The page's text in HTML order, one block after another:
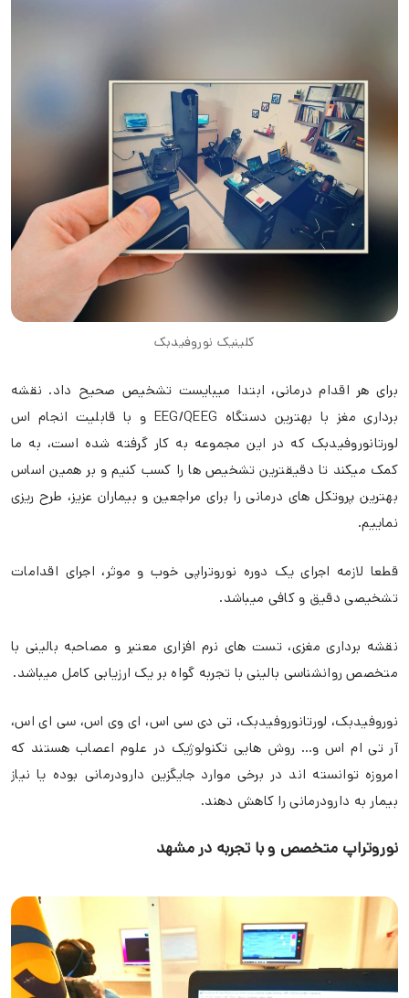
کلینیک نوروفیدبک
برای هر اقدام درمانی، ابتدا میبایست تشخیص صحیح داد. نقشه
برداری مغز با بهترین دستگاه EEG/QEEG و با قابلیت انجام اس
لورتانوروفیدبک که در این مجموعه به کار گرفته شده است، به ما
کمک میکند تا دقیقترین تشخیص ها را کسب کنیم و بر همین اساس
بهترین پروتکل های درمانی را برای مراجعین و بیماران عزیز، طرح ریزی
نماییم.
قطعا لازمه اجرای یک دوره نوروتراپی خوب و موثر، اجرای اقدامات
تشخیصی دقیق و کافی میباشد.
نقشه برداری مغزی، تست های نرم افزاری معتبر و مصاحبه بالینی با
متخصص روانشناسی بالینی با تجربه گواه بر یک ارزیابی کامل میباشد.
نوروفیدبک، لورتانوروفیدبک، تی دی سی اس، ای وی اس، سی ای اس،
آر تی ام اس و… روش هایی تکنولوژیک در علوم اعصاب هستند که
امروزه توانسته اند در برخی موارد جایگزین دارودرمانی بوده یا نیاز
بیمار به دارودرمانی را کاهش دهند.
نوروتراپ متخصص و با تجربه در مشهد